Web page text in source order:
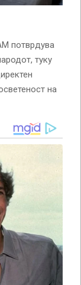
потврдува
туку
на